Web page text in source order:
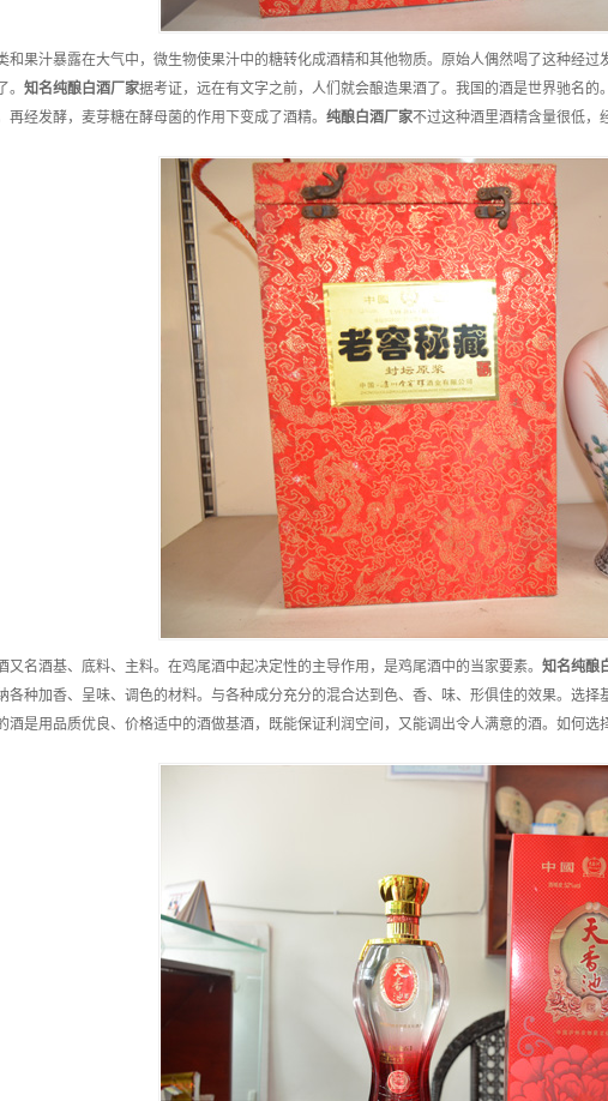
和果汁暴露在大气中，微生物使果汁中的糖转化成酒精和其他物质。原始人偶然喝了这种经
。 知名纯酿白酒厂家据考证，远在有文字之前，人们就会酿造果酒了。我国的酒是世界驰名
再经发酵，麦芽糖在酵母菌的作用下变成了酒精。 纯酿白酒厂家不过这种酒里酒精含量很低，
又名酒基、底料、主料。在鸡尾酒中起决定性的主导作用，是鸡尾酒中的当家要素。 知名纯酿
各种加香、呈味、调色的材料。与各种成分充分的混合达到色、香、味、形俱佳的效果。选择
酒是用品质优良、价格适中的酒做基酒，既能保证利润空间，又能调出令人满意的酒。如何选